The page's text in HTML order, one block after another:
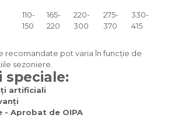
110-
150
165-
220
220-
300
275-
370
330-
415
recomandate pot varia în funcție de
sezoniere.
speciale:
artificiali
- Aprobat de OIPA